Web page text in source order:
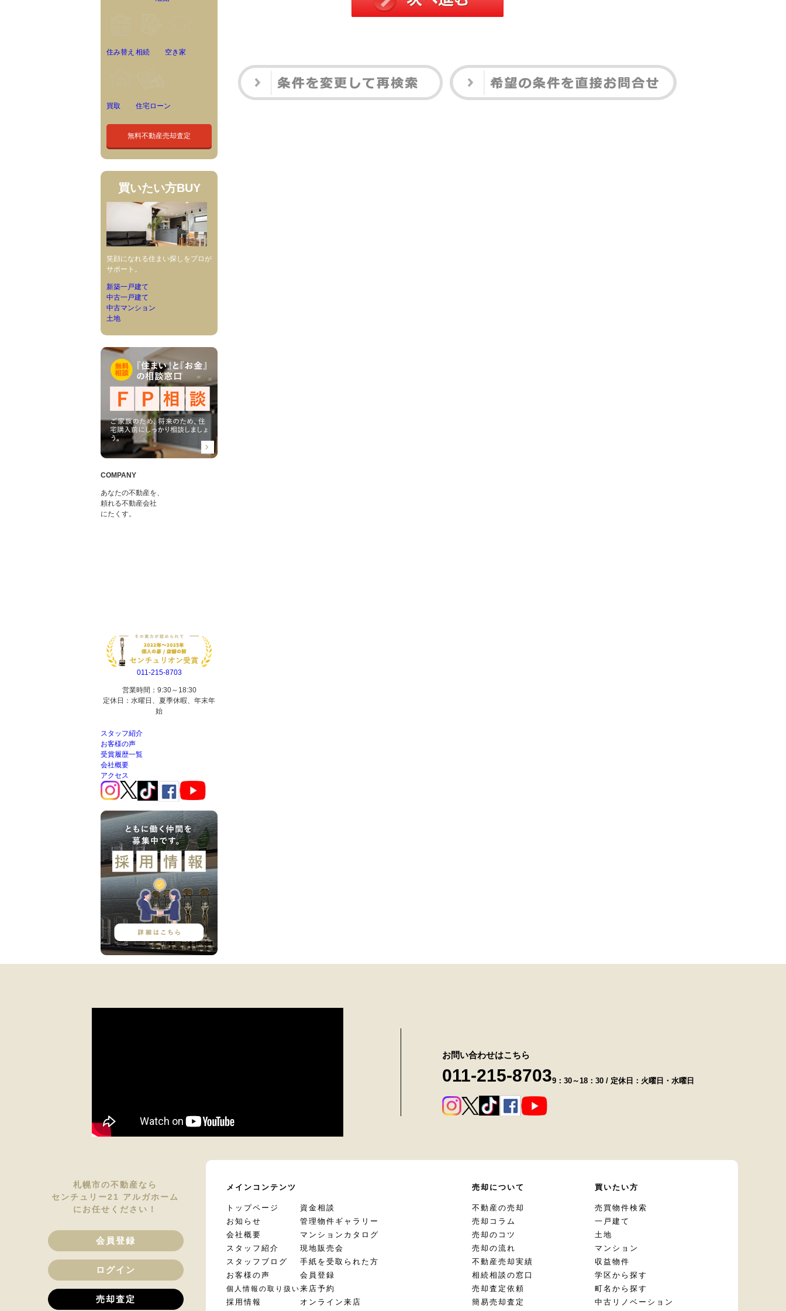
住み替え 相続 空き家
買取 住宅ローン
無料不動産売却査定
買いたい方BUY
笑顔になれる住まい探しをプロが
サポート。
新築一戸建て
中古一戸建て
中古マンション
土地
COMPANY
あなたの不動産を、
頼れる不動産会社
にたくす。
011-215-8703
営業時間：9:30～18:30
定休日：水曜日、夏季休暇、年末年
始
スタッフ紹介
お客様の声
受賞履歴一覧
会社概要
アクセス
お問い合わせはこちら
011-215-87039：30～18：30 / 定休日：火曜日・水曜日
札幌市の不動産なら
センチュリー21 アルガホーム
にお任せください！
会員登録
ログイン
売却査定
メインコンテンツ
トップページ
お知らせ
会社概要
スタッフ紹介
スタッフブログ
お客様の声
個人情報の取り扱い
採用情報
資金相談
管理物件ギャラリー
マンションカタログ
現地販売会
手紙を受取られた方
会員登録
来店予約
オンライン来店
売却について
不動産の売却
売却コラム
売却のコツ
売却の流れ
不動産売却実績
相続相談の窓口
売却査定依頼
簡易売却査定
買いたい方
売買物件検索
一戸建て
土地
マンション
収益物件
学区から探す
町名から探す
中古リノベーション